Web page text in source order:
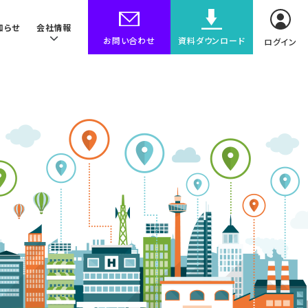
らせ
会社情報
お問い合わせ
資料ダウンロード ログイン